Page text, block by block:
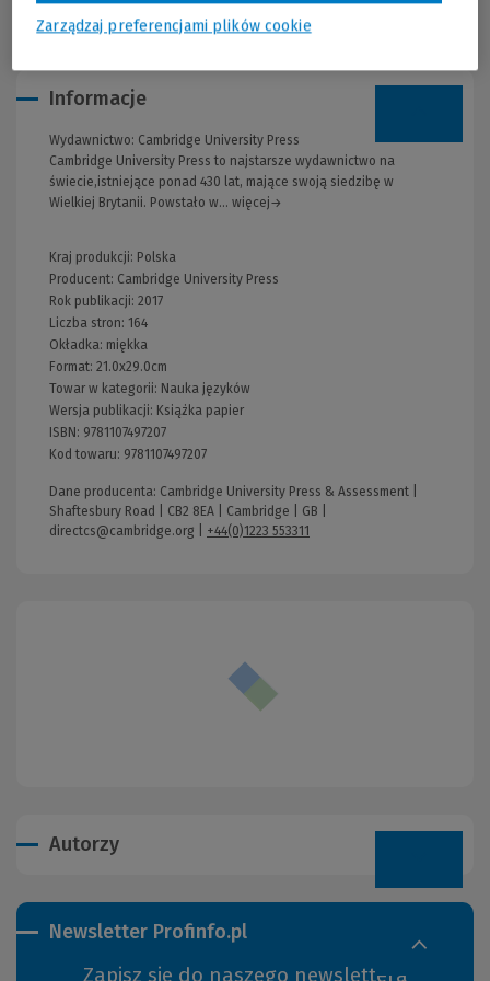
practice in the Online Workbook is inside the book.
Informacje
Wydawnictwo: Cambridge University Press
Cambridge University Press to najstarsze wydawnictwo na
świecie,istniejące ponad 430 lat, mające swoją siedzibę w
Wielkiej Brytanii. Powstało w... więcej→
Kraj produkcji: Polska
Producent: Cambridge University Press
Rok publikacji: 2017
Liczba stron: 164
Okładka: miękka
Format: 21.0x29.0cm
Towar w kategorii: Nauka języków
Wersja publikacji: Książka papier
ISBN: 9781107497207
Kod towaru: 9781107497207
Dane producenta: Cambridge University Press & Assessment |
Shaftesbury Road | CB2 8EA | Cambridge | GB |
directcs@cambridge.org
+44(0)1223 553311
Autorzy
Newsletter Profinfo.pl
Zapisz się do naszego newslettera
Zarządzaj preferencjami plików cookie